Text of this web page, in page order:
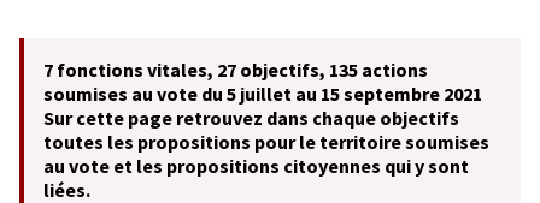
7 fonctions vitales, 27 objectifs, 135 actions
soumises au vote du 5 juillet au 15 septembre 2021
Sur cette page retrouvez dans chaque objectifs
toutes les propositions pour le territoire soumises
au vote et les propositions citoyennes qui y sont
liées.